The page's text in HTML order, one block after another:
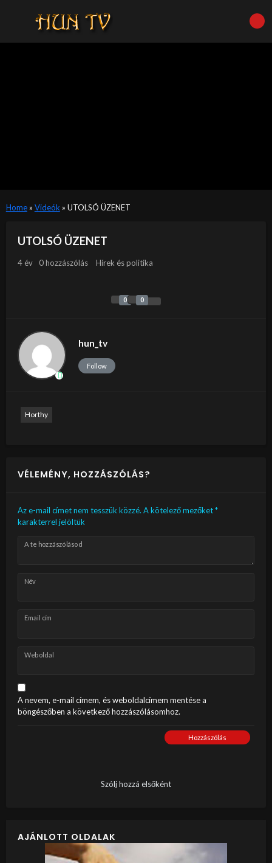
Home» Videók » UTOLSÓ ÜZENET
UTOLSÓ ÜZENET
4 év 0 hozzászólás Hírek és politika
0 0
hun_tv
Follow
Horthy
VÉLEMÉNY, HOZZÁSZÓLÁS?
Az e-mail címet nem tesszük közzé. A kötelező mezőket*
karakterrel jelöltük
A te hozzászólásod
Név
Email cím
Weboldal
A nevem, e-mail címem, és weboldalcímem mentése a
böngészőben a következő hozzászólásomhoz.
Hozzászólás
Szólj hozzá elsőként
AJÁNLOTT OLDALAK